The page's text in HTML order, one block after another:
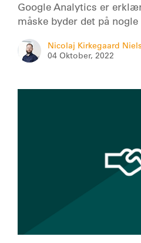
Google Analytics er
måske byder det på
Nicolaj Kirkegaard
04 Oktober, 2022